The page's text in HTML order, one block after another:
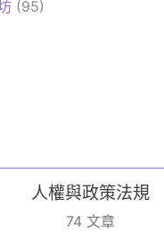
(95)
人權與政策法規
74 文章